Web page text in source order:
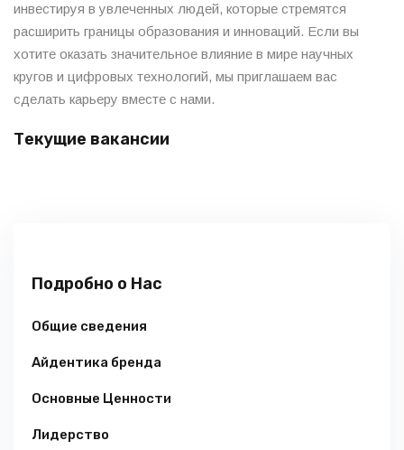
инвестируя в увлеченных людей, которые стремятся
расширить границы образования и инноваций. Если вы
хотите оказать значительное влияние в мире научных
кругов и цифровых технологий, мы приглашаем вас
сделать карьеру вместе с нами.
Текущие вакансии
Подробно о Нас
Общие сведения
Айдентика бренда
Основные Ценности
Лидерство